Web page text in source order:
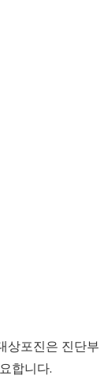
상포진은 진단부
합니다.